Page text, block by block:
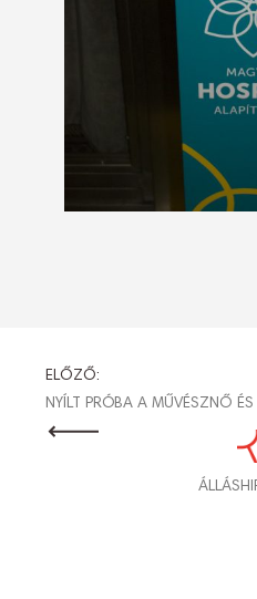
BEJEGYZÉS
ELŐZŐ:
NYÍLT PRÓBA A MŰVÉSZNŐ